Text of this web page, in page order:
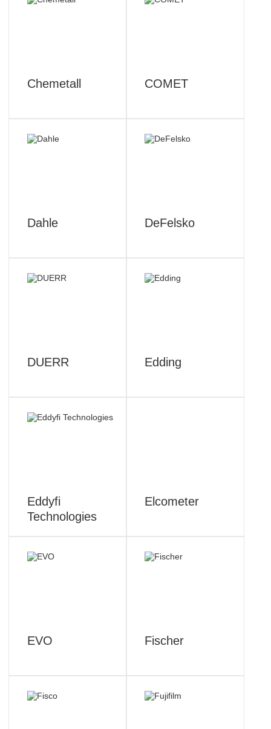
Chemetall COMET
Dahle DeFelsko
DUERR Edding
Eddyfi
Technologies
Elcometer
EVO Fischer